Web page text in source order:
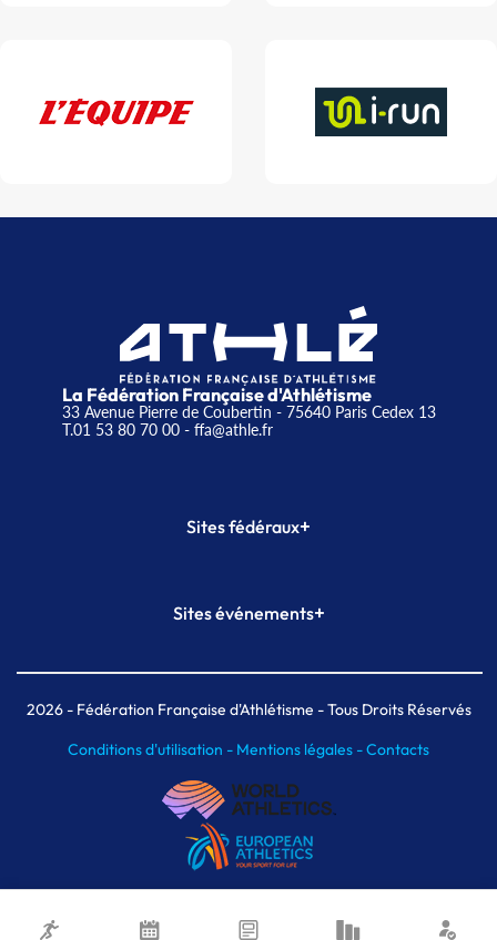
La Fédération Française d'Athlétisme
33 Avenue Pierre de Coubertin - 75640 Paris Cedex 13
T.01 53 80 70 00- ffa@athle.fr
Sites fédéraux+
Plateforme Formation
Sites événements+
Meeting de Paris indoor
MAIF Ekiden de Paris
2026- Fédération Française d'Athlétisme - Tous Droits Réservés
Conditions d'utilisation - Mentions légales -Contacts